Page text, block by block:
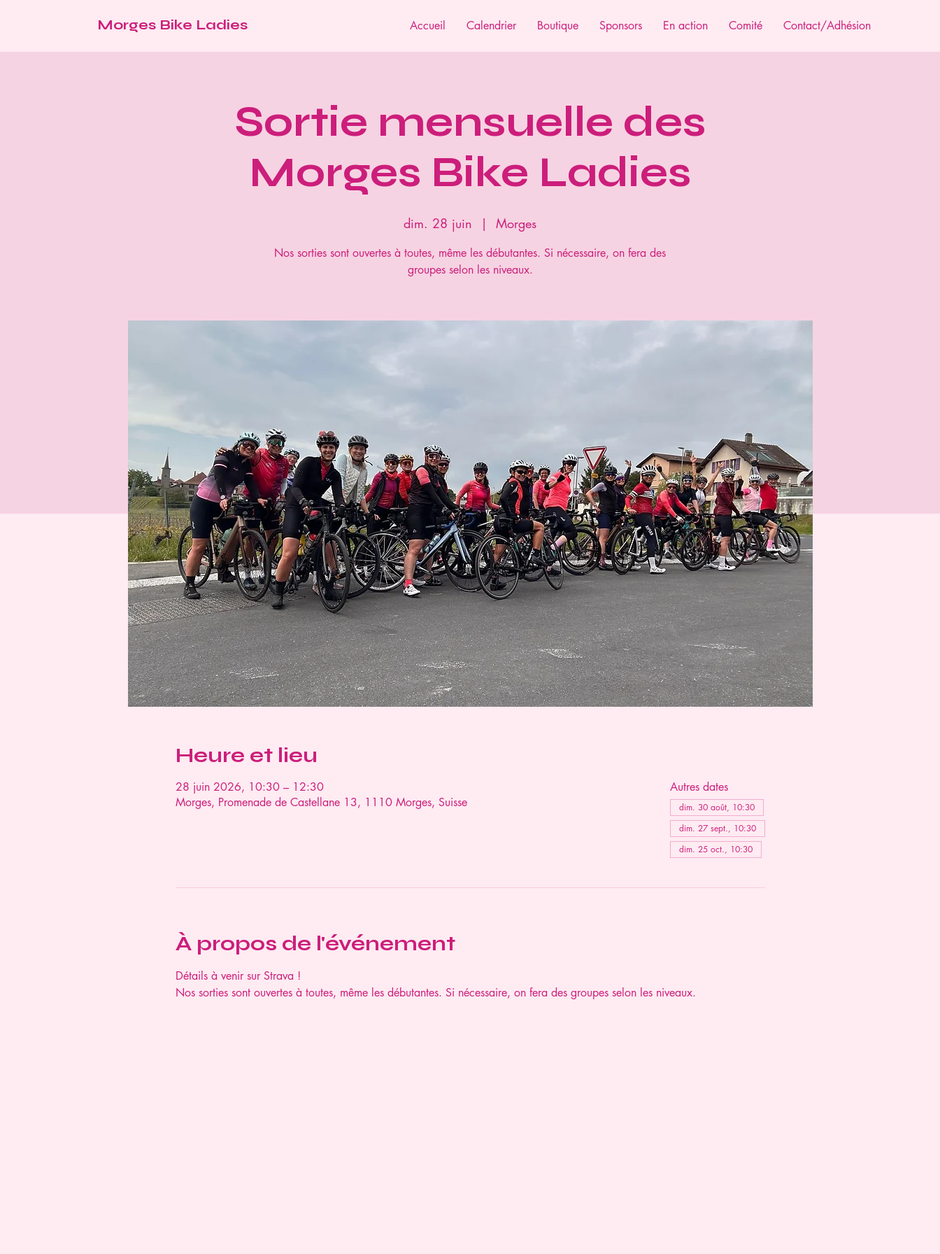
Morges Bike Ladies Accueil Calendrier Boutique Sponsors En action Comité Contact/Adhésion
Sortie mensuelle des
Morges Bike Ladies
dim. 28 juin
  |
Morges
Nos sorties sont ouvertes à toutes, même les débutantes. Si nécessaire, on fera des
groupes selon les niveaux.
Heure et lieu
28 juin 2026, 10:30 – 12:30
Morges, Promenade de Castellane 13, 1110 Morges, Suisse
Autres dates
dim. 30 août, 10:30
dim. 27 sept., 10:30
dim. 25 oct., 10:30
À propos de l'événement
Détails à venir sur Strava !
Nos sorties sont ouvertes à toutes, même les débutantes. Si nécessaire, on fera des groupes selon les niveaux.